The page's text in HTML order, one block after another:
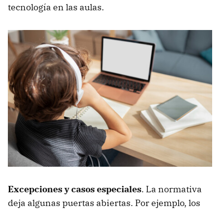
tecnología en las aulas.
Excepciones y casos especiales. La normativa
deja algunas puertas abiertas. Por ejemplo, los